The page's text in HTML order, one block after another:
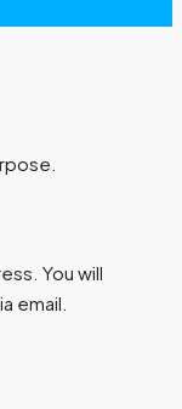
You will
email.